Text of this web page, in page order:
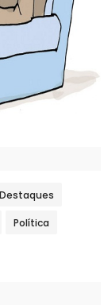
Destaques
Política